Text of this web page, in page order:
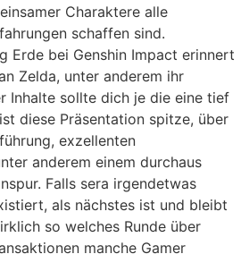
Charaktere alle
schaffen sind.
Erde bei Genshin Impact erinnert
Zelda, unter anderem ihr
Inhalte sollte dich je die eine tief
diese Präsentation spitze, über
exzellenten
anderem einem durchaus
Falls sera irgendetwas
als nächstes ist und bleibt
so welches Runde über
manche Gamer